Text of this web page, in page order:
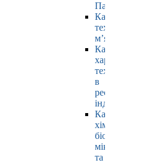
Павлюк
Кафедра
технології
м’яса
Кафедра
харчових
технологій
в
ресторанній
індустрії
Кафедра
хімії,
біохімії,
мікробіології
та